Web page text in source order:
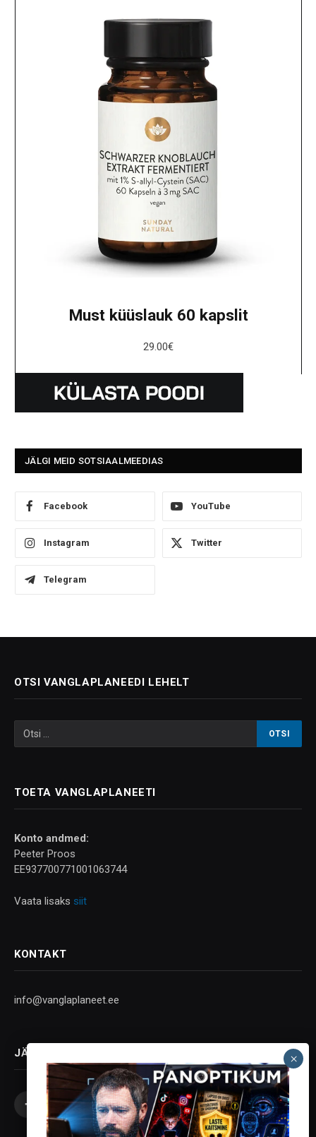
Must küüslauk 60 kapslit
29.00€
JÄLGI MEID SOTSIAALMEEDIAS
Facebook YouTube
Instagram Twitter
Telegram
OTSI VANGLAPLANEEDI LEHELT
TOETA VANGLAPLANEETI
Konto andmed:
Peeter Proos
EE937700771001063744
Vaata lisaks siit
KONTAKT
info@vanglaplaneet.ee
JÄLGI SOTSIAALMEEDIAS
Facebook
X
(Twitter)
InstagramYouTubeTelegram